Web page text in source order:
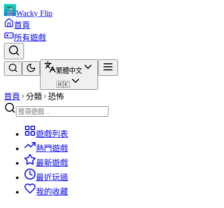
Wacky Flip
首頁
所有遊戲
繁體中文
🇭🇰
首頁 分類 恐怖
遊戲列表
熱門遊戲
最新遊戲
最近玩過
我的收藏